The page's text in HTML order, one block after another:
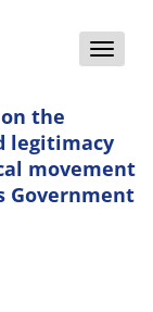
Toggle
the
legitimacy
movement
Government